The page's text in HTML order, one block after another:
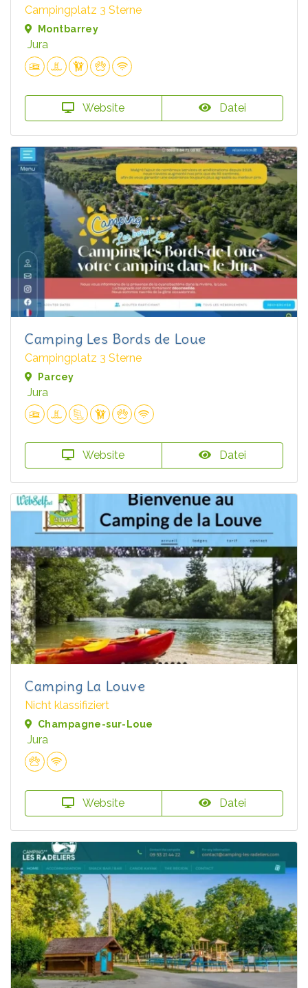
Campingplatz 3 Sterne
Montbarrey
Jura
Website Datei
Camping Les Bords de Loue
Campingplatz 3 Sterne
Parcey
Jura
Website Datei
Camping La Louve
Nicht klassifiziert
Champagne-sur-Loue
Jura
Website Datei